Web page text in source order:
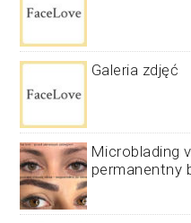
Galeria zdjęć
Microblading
permanentny